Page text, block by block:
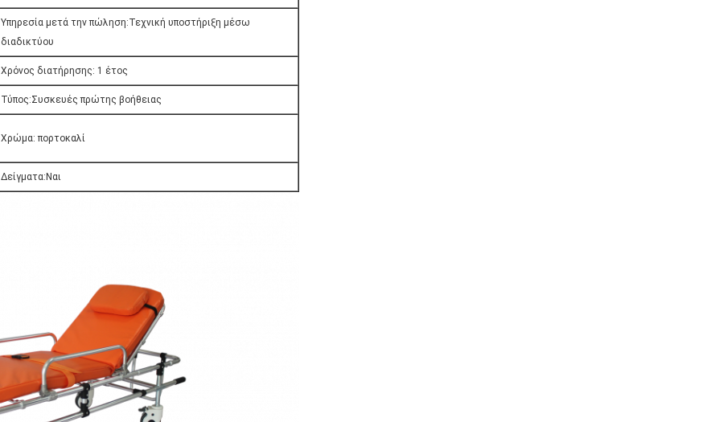
Υπηρεσία μετά την πώληση:Τεχνική υποστήριξη μέσω
διαδικτύου
Χρόνος διατήρησης: 1 έτος
Τύπος:Συσκευές πρώτης βοήθειας
Χρώμα: πορτοκαλί
Δείγματα:Ναι